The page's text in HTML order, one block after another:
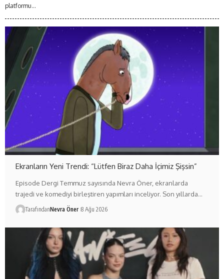
platformu...
Ekranların Yeni Trendi: “Lütfen Biraz Daha İçimiz Şişsin”
Episode Dergi Temmuz sayısında Nevra Öner, ekranlarda
trajedi ve komediyi birleştiren yapımları inceliyor. Son yıllarda…
TarafındanNevra Öner 8 Ağu 2026